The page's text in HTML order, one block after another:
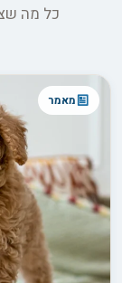
כל מה
מאמר